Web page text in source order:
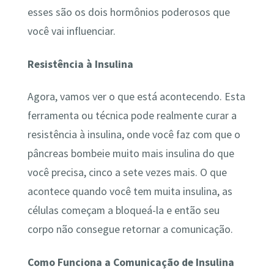
esses são os dois hormônios poderosos que
você vai influenciar.
Resistência à Insulina
Agora, vamos ver o que está acontecendo. Esta
ferramenta ou técnica pode realmente curar a
resistência à insulina, onde você faz com que o
pâncreas bombeie muito mais insulina do que
você precisa, cinco a sete vezes mais. O que
acontece quando você tem muita insulina, as
células começam a bloqueá-la e então seu
corpo não consegue retornar a comunicação.
Como Funciona a Comunicação de Insulina